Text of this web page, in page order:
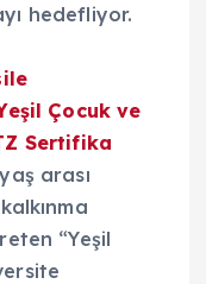
hedefliyor.
Çocuk ve
Sertifika
arası
“Yeşil